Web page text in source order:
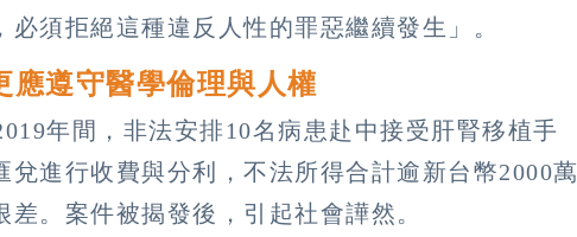
須拒絕這種違反人性的罪惡繼續發生」。
遵守醫學倫理與人權
年間，非法安排10名病患赴中接受肝腎移植手
進行收費與分利，不法所得合計逾新台幣2000萬
。案件被揭發後，引起社會譁然。